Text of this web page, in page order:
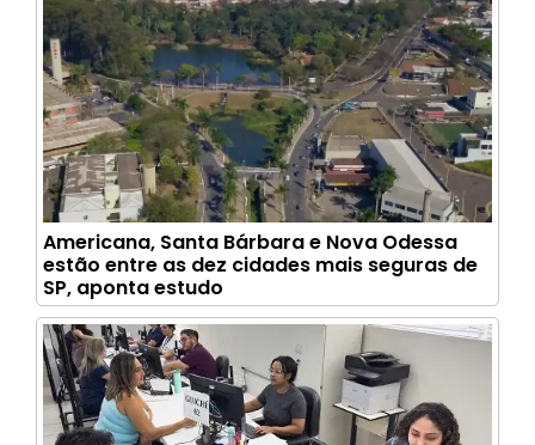
Americana, Santa Bárbara e Nova Odessa
estão entre as dez cidades mais seguras de
SP, aponta estudo